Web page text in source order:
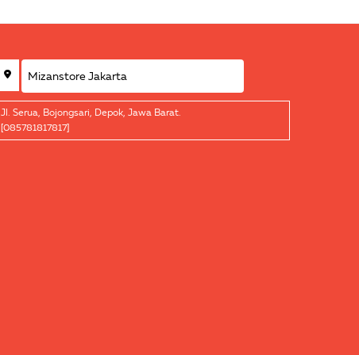
Jl. Serua, Bojongsari, Depok, Jawa Barat.
[085781817817]